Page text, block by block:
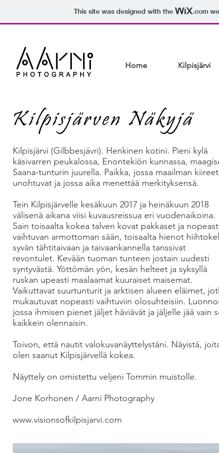
This site was designed with the .com
Home Kilpisjärvi
Kilpisjärvi (Gilbbesjávri). Henkinen kotini. Pieni kylä
käsivarren peukalossa, Enontekiön kunnassa,
Saana-tunturin juurella. Paikka, jossa maailman kiireet
unohtuvat ja jossa aika menettää merkityksensä.
Tein Kilpisjärvelle kesäkuun 2017 ja heinäkuun 2018
välisenä aikana viisi kuvausreissua eri vuodenaikoina.
Sain toisaalta kokea talven kovat pakkaset ja
vaihtuvan armottoman sään, toisaalta hienot
syvän tähtitaivaan ja taivaankannella tanssivat
revontulet. Kevään tuoman tunteen jostain uudesti
syntyvästä. Yöttömän yön, kesän helteet ja syksyllä
ruskan upeasti maalaamat kuuraiset maisemat.
Vaikuttavat suurtunturit ja arktisen alueen eläimet,
mukautuvat nopeasti vaihtuviin olosuhteisiin.
jossa ihmisen pienet jäljet häviävät ja jäljelle jää vain
kaikkein olennaisin.
Toivon, että nautit valokuvanäyttelystäni. Näyistä,
olen saanut Kilpisjärvellä kokea.
Näyttely on omistettu veljeni Tommin muistolle.
Jone Korhonen / Aarni Photography
www.visionsofkilpisjarvi.com